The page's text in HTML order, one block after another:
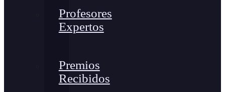
Profesores
Expertos
Premios
Recibidos